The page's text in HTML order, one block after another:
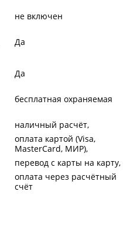
не включен
Да
Да
бесплатная охраняемая
наличный расчёт
оплата картой (Visa,
MasterCard, МИР)
перевод с карты на карту
оплата через расчётный
счёт